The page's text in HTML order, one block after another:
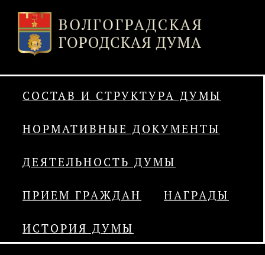
СОСТАВ И СТРУКТУРА ДУМЫ
НОРМАТИВНЫЕ ДОКУМЕНТЫ
ДЕЯТЕЛЬНОСТЬ ДУМЫ
ПРИЕМ ГРАЖДАН НАГРАДЫ
ИСТОРИЯ ДУМЫ